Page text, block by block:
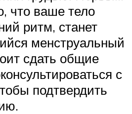
что ваше тело
ритм, станет
менструальный
сдать общие
с
подтвердить